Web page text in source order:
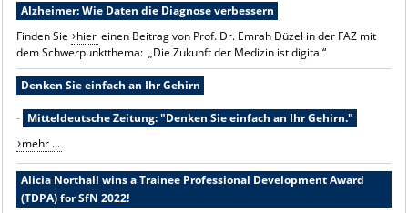
Alzheimer: Wie Daten die Diagnose verbessern
Finden Sie
hier einen Beitrag von Prof. Dr. Emrah Düzel in der FAZ mit
dem Schwerpunktthema: „Die Zukunft der Medizin ist digital“
Denken Sie einfach an Ihr Gehirn
- Mitteldeutsche Zeitung: "Denken Sie einfach an Ihr Gehirn."
mehr ...
Alicia Northall wins a Trainee Professional Development Award
(TDPA) for SfN 2022!